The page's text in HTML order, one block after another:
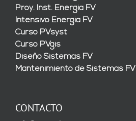
Proy. Inst. Energía FV
Intensivo Energía FV
Curso PVsyst
Curso PVgis
Diseño Sistemas FV
Mantenimiento de Sistemas FV
CONTACTO